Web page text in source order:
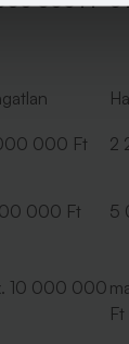
000 Ft 2
000 Ft 5
10 000 000
Ft